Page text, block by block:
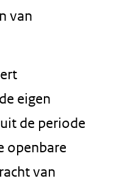
van
eigen
de periode
openbare
van